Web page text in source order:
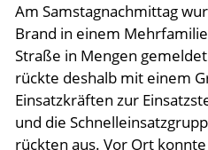
Am Samstagnachmittag
Brand in einem
Straße in Mengen
rückte deshalb mit einem
Einsatzkräften zur
und die
rückten aus. Vor Ort